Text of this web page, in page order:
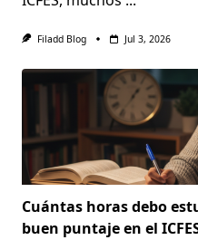
Filadd Blog Jul 3, 2026
Cuántas horas debo
buen puntaje en el